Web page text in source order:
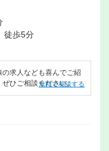
徒歩5分
求人なども喜んでご紹
ひご相談ください。
無料で相談する